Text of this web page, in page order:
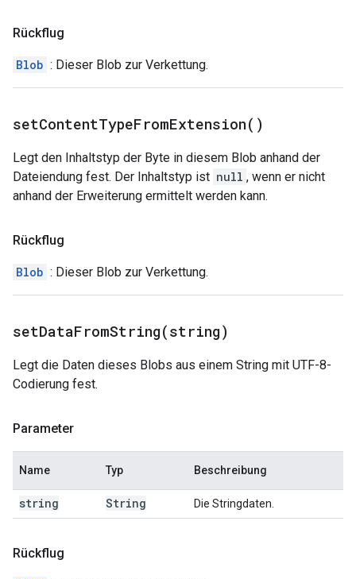
Rückflug
Blob : Dieser Blob zur Verkettung.
setContentTypeFromExtension( )
Legt den Inhaltstyp der Byte in diesem Blob anhand der
Dateiendung fest. Der Inhaltstyp ist null , wenn er nicht
anhand der Erweiterung ermittelt werden kann.
Rückflug
Blob : Dieser Blob zur Verkettung.
setDataFromString(string)
Legt die Daten dieses Blobs aus einem String mit UTF-8-
Codierung fest.
Parameter
Name Typ Beschreibung
string String Die Stringdaten.
Rückflug